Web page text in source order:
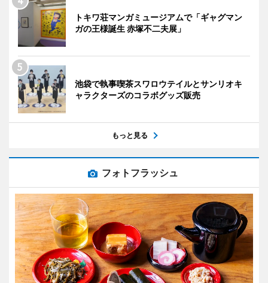
トキワ荘マンガミュージアムで「ギャグマン
ガの王様誕生 赤塚不二夫展」
池袋で執事喫茶スワロウテイルとサンリオキ
ャラクターズのコラボグッズ販売
もっと見る
フォトフラッシュ